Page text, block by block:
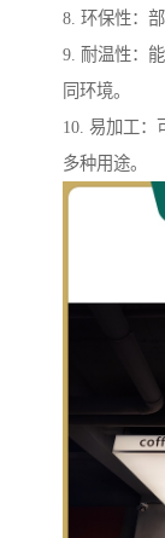
8. 环保性：
9. 耐温性：
同环境。
10. 易加工：
多种用途。